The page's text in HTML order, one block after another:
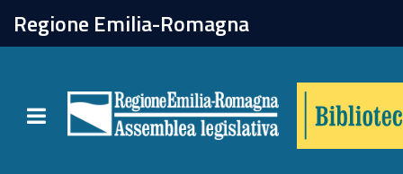
Regione Emilia-Romagna
Toggle navigation
chiudi
Catalogo online